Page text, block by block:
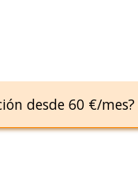
desde 60 €/mes?